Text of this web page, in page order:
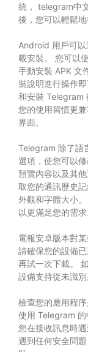
統， telegram中
後，您可以輕鬆地
Android 用戶可
載安裝。 您可以
手動安裝 APK 文
裝說明進行操作
和安裝 Telegram
您的使用習慣更
界面。
Telegram 除了語
選項，使您可以
預覽內容以及其
取您的通訊歷史
外觀和字體大小
以更滿足您的需求
電報安卓版本對
請確保您的設備
再試一次下載。
設備支持從未識別
檢查您的應用程
使用 Telegram
您在接收訊息時
遇到任何安全問